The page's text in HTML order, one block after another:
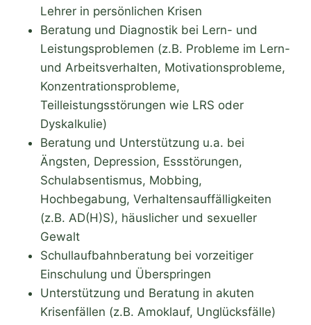
Lehrer in persönlichen Krisen
Beratung und Diagnostik bei Lern- und
Leistungsproblemen (z.B. Probleme im Lern-
und Arbeitsverhalten, Motivationsprobleme,
Konzentrationsprobleme,
Teilleistungsstörungen wie LRS oder
Dyskalkulie)
Beratung und Unterstützung u.a. bei
Ängsten, Depression, Essstörungen,
Schulabsentismus, Mobbing,
Hochbegabung, Verhaltensauffälligkeiten
(z.B. AD(H)S), häuslicher und sexueller
Gewalt
Schullaufbahnberatung bei vorzeitiger
Einschulung und Überspringen
Unterstützung und Beratung in akuten
Krisenfällen (z.B. Amoklauf, Unglücksfälle)